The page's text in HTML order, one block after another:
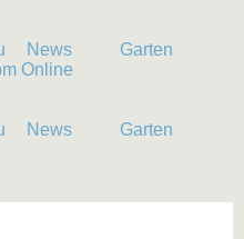
News
Garten
News
Garten